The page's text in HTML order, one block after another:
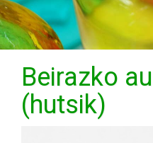
Beirazko
(hutsik)